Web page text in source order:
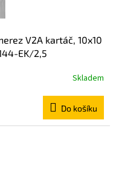
V2A kartáč, 10x10
EK/2,5
Skladem
Do košíku